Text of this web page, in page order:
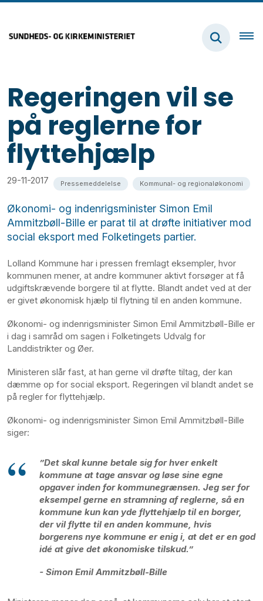
Regeringen vil se
på reglerne for
flyttehjælp
29-11-2017 Pressemeddelelse Kommunal- og regionaløkonomi
Økonomi- og indenrigsminister Simon Emil
Ammitzbøll-Bille er parat til at drøfte initiativer mod
social eksport med Folketingets partier.
Lolland Kommune har i pressen fremlagt eksempler, hvor
kommunen mener, at andre kommuner aktivt forsøger at få
udgiftskrævende borgere til at flytte. Blandt andet ved at der
er givet økonomisk hjælp til flytning til en anden kommune.
Økonomi- og indenrigsminister Simon Emil Ammitzbøll-Bille er
i dag i samråd om sagen i Folketingets Udvalg for
Landdistrikter og Øer.
Ministeren slår fast, at han gerne vil drøfte tiltag, der kan
dæmme op for social eksport. Regeringen vil blandt andet se
på regler for flyttehjælp.
Økonomi- og indenrigsminister Simon Emil Ammitzbøll-Bille
siger:
”Det skal kunne betale sig for hver enkelt
kommune at tage ansvar og løse sine egne
opgaver inden for kommunegrænsen. Jeg ser for
eksempel gerne en stramning af reglerne, så en
kommune kun kan yde flyttehjælp til en borger,
der vil flytte til en anden kommune, hvis
borgerens nye kommune er enig i, at det er en god
idé at give det økonomiske tilskud.”
- Simon Emil Ammitzbøll-Bille